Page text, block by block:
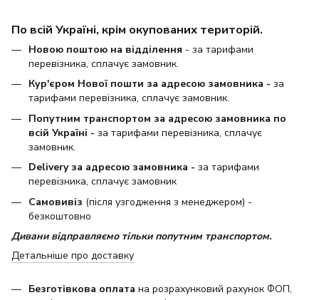
По всій Україні, крім окупованих територій.
Новою поштою на відділення - за тарифами
перевізника, сплачує замовник.
Кур'єром Нової пошти за адресою замовника - за
тарифами перевізника, сплачує замовник.
Попутним транспортом за адресою замовника по
всій Україні - за тарифами перевізника, сплачує
замовник.
Delivery за адресою замовника - за тарифами
перевізника, сплачує замовник
Самовивіз (після узгодження з менеджером) -
безкоштовно
Дивани відправляємо тільки попутним транспортом.
Детальніше про доставку
Безготівкова оплата на розрахунковий рахунок ФОП,